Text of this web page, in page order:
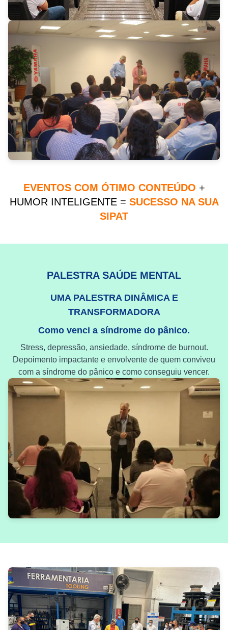
EVENTOS COM ÓTIMO CONTEÚDO +
HUMOR INTELIGENTE = SUCESSO NA SUA
SIPAT
PALESTRA SAÚDE MENTAL
UMA PALESTRA DINÂMICA E
TRANSFORMADORA
Como venci a síndrome do pânico.
Stress, depressão, ansiedade, síndrome de burnout.
Depoimento impactante e envolvente de quem conviveu
com a síndrome do pânico e como conseguiu vencer.